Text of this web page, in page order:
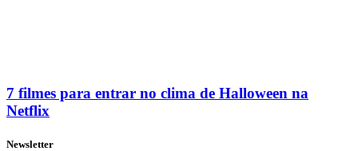
7 filmes para entrar no clima de Halloween na
Netflix
Newsletter